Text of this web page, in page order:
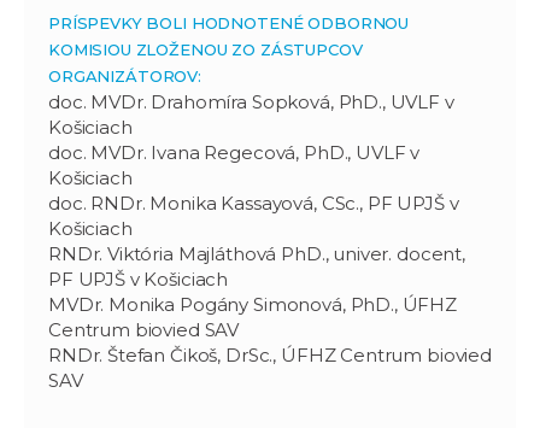
PRÍSPEVKY BOLI HODNOTENÉ ODBORNOU
KOMISIOU ZLOŽENOU ZO ZÁSTUPCOV
ORGANIZÁTOROV:
doc. MVDr. Drahomíra Sopková, PhD., UVLF v
Košiciach
doc. MVDr. Ivana Regecová, PhD., UVLF v
Košiciach
doc. RNDr. Monika Kassayová, CSc., PF UPJŠ v
Košiciach
RNDr. Viktória Majláthová PhD., univer. docent,
PF UPJŠ v Košiciach
MVDr. Monika Pogány Simonová, PhD., ÚFHZ
Centrum biovied SAV
RNDr. Štefan Čikoš, DrSc., ÚFHZ Centrum biovied
SAV